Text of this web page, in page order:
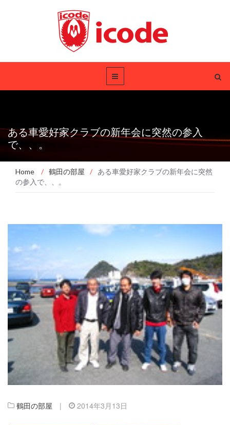
ある車愛好家クラブの新年会に突然の参入
で、、。
Home / 鶴田の部屋 /
ある車愛好家クラブの新年会に突然
の参入で、、。
鶴田の部屋 | 2014年3月13日